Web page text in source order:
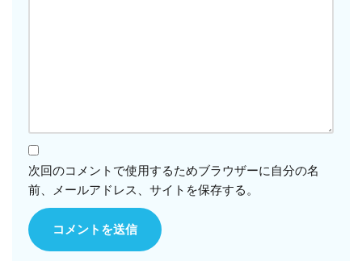
次回のコメントで使用するためブラウザーに自分の名
前、メールアドレス、サイトを保存する。